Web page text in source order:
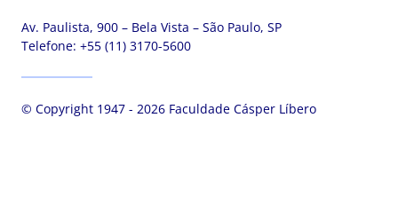
Av. Paulista, 900 – Bela Vista – São Paulo, SP
Telefone: +55 (11) 3170-5600
© Copyright 1947 - 2026 Faculdade Cásper Líbero